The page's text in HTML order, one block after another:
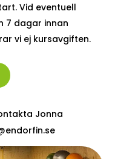
Vid eventuell
7 dagar innan
vi ej kursavgiften.
Jonna